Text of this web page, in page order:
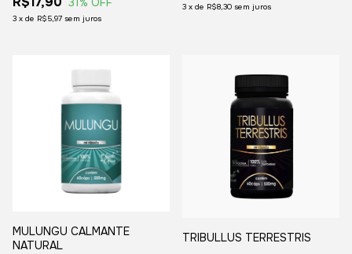
3 x de R$5,97 sem juros
3 x de R$8,30 sem juros
MULUNGU CALMANTE
NATURAL
TRIBULLUS TERRESTRIS